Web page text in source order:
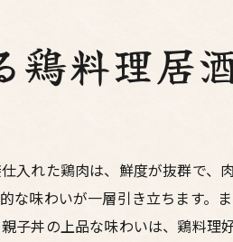
で味わう親子丼
がら親子丼を
丼
丼の魅力
鶏料理居
れた鶏肉は、鮮度が抜群で、
味わいが一層引き立ちます。
子丼の上品な味わいは、鶏料理